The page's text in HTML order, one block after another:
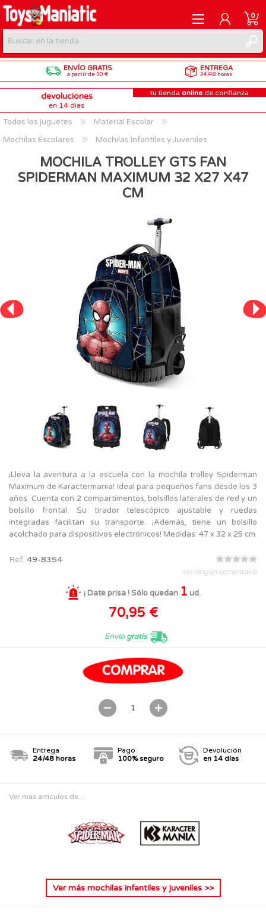
REGISTRARME
INICIAR SESIÓN
0
ENVÍO GRATIS
a partir de 30 €
ENTREGA
24/48 horas
devoluciones
en 14 días
tu tienda online de confianza
Todos los juguetes
Material Escolar
Mochilas Escolares
Mochilas Infantiles y Juveniles
MOCHILA TROLLEY GTS FAN
SPIDERMAN MAXIMUM 32 X27 X47
CM
¡Lleva la aventura a la escuela con la mochila trolley Spiderman
Maximum de Karactermania! Ideal para pequeños fans desde los 3
años. Cuenta con 2 compartimentos, bolsillos laterales de red y un
bolsillo frontal. Su tirador telescópico ajustable y ruedas
integradas facilitan su transporte. ¡Además, tiene un bolsillo
acolchado para dispositivos electrónicos! Medidas: 47 x 32 x 25 cm.
Ref. 49-8354
sin ningún comentario
¡ Date prisa ! Sólo quedan 1 ud.
70,95 €
Envíogratis
Entrega
24/48 horas
Pago
100% seguro
Devolución
en 14 días
Ver más artículos de...
Ver más mochilas infantiles y juveniles>>